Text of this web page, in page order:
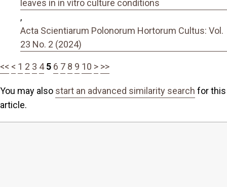
leaves in in vitro culture conditions
,
Acta Scientiarum Polonorum Hortorum Cultus: Vol.
23 No. 2 (2024)
<< < 1 2 3 4 5 6 7 8 9 10 > >>
You may also start an advanced similarity search for this
article.